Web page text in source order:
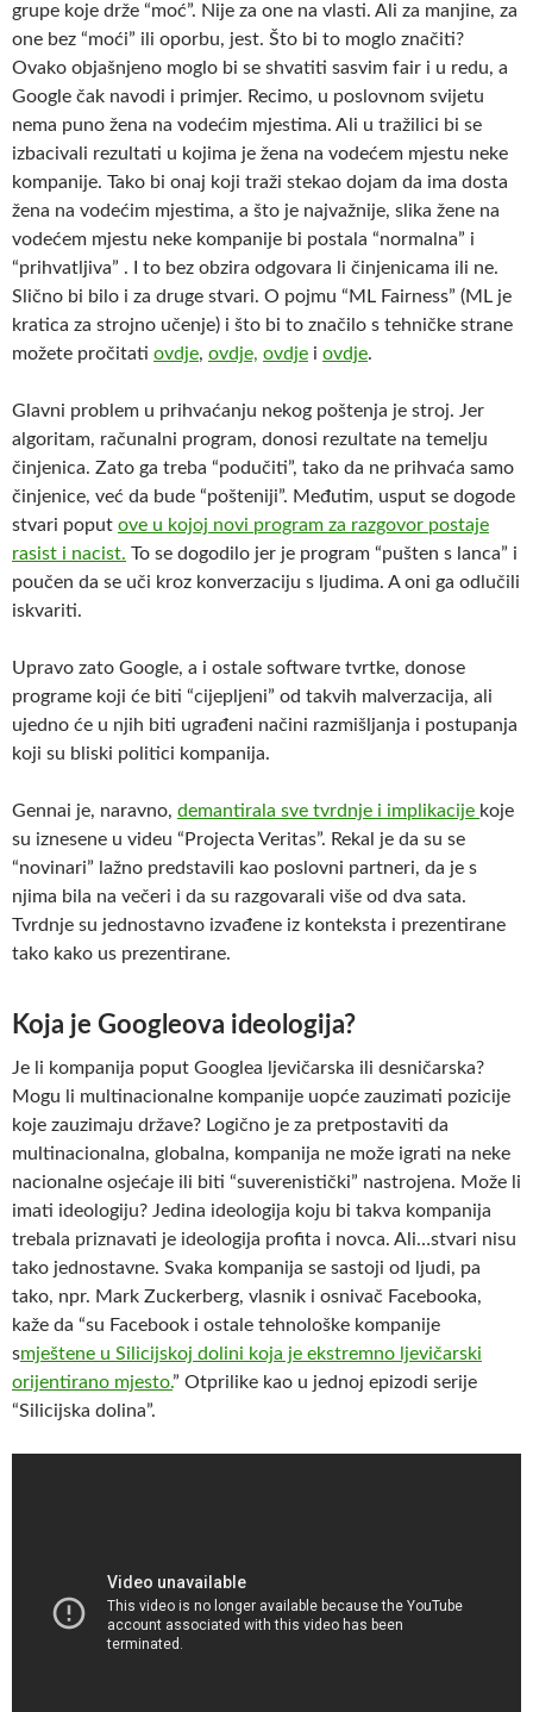
grupe koje drže “moć”. Nije za one na vlasti. Ali za manjine, za
one bez “moći” ili oporbu, jest. Što bi to moglo značiti?
Ovako objašnjeno moglo bi se shvatiti sasvim fair i u redu, a
Google čak navodi i primjer. Recimo, u poslovnom svijetu
nema puno žena na vodećim mjestima. Ali u tražilici bi se
izbacivali rezultati u kojima je žena na vodećem mjestu neke
kompanije. Tako bi onaj koji traži stekao dojam da ima dosta
žena na vodećim mjestima, a što je najvažnije, slika žene na
vodećem mjestu neke kompanije bi postala “normalna” i
“prihvatljiva” . I to bez obzira odgovara li činjenicama ili ne.
Slično bi bilo i za druge stvari. O pojmu “ML Fairness” (ML je
kratica za strojno učenje) i što bi to značilo s tehničke strane
možete pročitati ovdje, ovdje, ovdje i ovdje.
Glavni problem u prihvaćanju nekog poštenja je stroj. Jer
algoritam, računalni program, donosi rezultate na temelju
činjenica. Zato ga treba “podučiti”, tako da ne prihvaća samo
činjenice, već da bude “pošteniji”. Međutim, usput se dogode
stvari poput ove u kojoj novi program za razgovor postaje
rasist i nacist. To se dogodilo jer je program “pušten s lanca” i
poučen da se uči kroz konverzaciju s ljudima. A oni ga odlučili
iskvariti.
Upravo zato Google, a i ostale software tvrtke, donose
programe koji će biti “cijepljeni” od takvih malverzacija, ali
ujedno će u njih biti ugrađeni načini razmišljanja i postupanja
koji su bliski politici kompanija.
Gennai je, naravno, demantirala sve tvrdnje i implikacije koje
su iznesene u videu “Projecta Veritas”. Rekal je da su se
“novinari” lažno predstavili kao poslovni partneri, da je s
njima bila na večeri i da su razgovarali više od dva sata.
Tvrdnje su jednostavno izvađene iz konteksta i prezentirane
tako kako us prezentirane.
Koja je Googleova ideologija?
Je li kompanija poput Googlea ljevičarska ili desničarska?
Mogu li multinacionalne kompanije uopće zauzimati pozicije
koje zauzimaju države? Logično je za pretpostaviti da
multinacionalna, globalna, kompanija ne može igrati na neke
nacionalne osjećaje ili biti “suverenistički” nastrojena. Može li
imati ideologiju? Jedina ideologija koju bi takva kompanija
trebala priznavati je ideologija profita i novca. Ali…stvari nisu
tako jednostavne. Svaka kompanija se sastoji od ljudi, pa
tako, npr. Mark Zuckerberg, vlasnik i osnivač Facebooka,
kaže da “su Facebook i ostale tehnološke kompanije
smještene u Silicijskoj dolini koja je ekstremno ljevičarski
orijentirano mjesto.” Otprilike kao u jednoj epizodi serije
“Silicijska dolina”.